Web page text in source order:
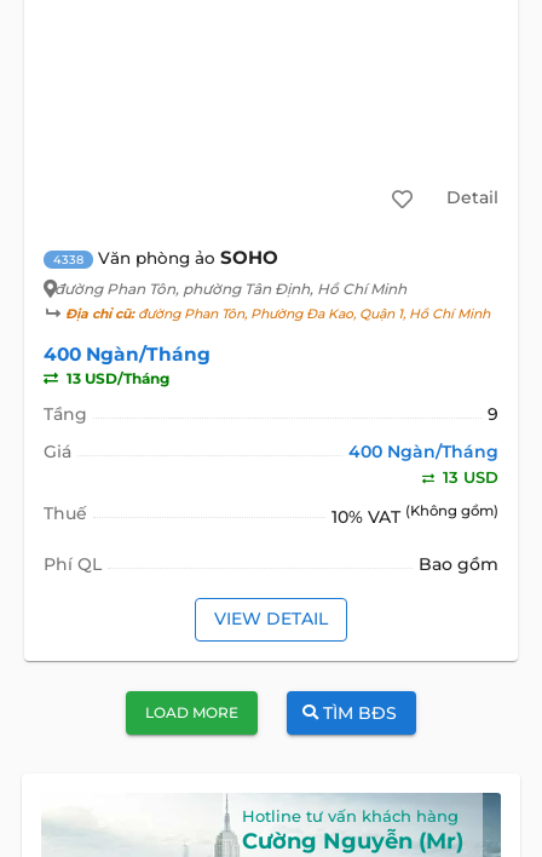
Detail
4338 Văn phòng ảo SOHO
đường Phan Tôn, phường Tân Định, Hồ Chí Minh
Địa chỉ cũ:đường Phan Tôn, Phường Đa Kao, Quận 1, Hồ Chí Minh
400 Ngàn/Tháng
13 USD/Tháng
Tầng
9
Giá
400 Ngàn/Tháng
13 USD
Thuế 10% VAT (Không gồm)
Phí QL Bao gồm
VIEW DETAIL
LOAD MORE TÌM BĐS
Hotline tư vấn khách hàng
Cường Nguyễn (Mr)